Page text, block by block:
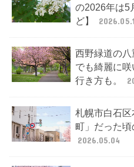
の2026年は5
ど】
西野緑道の八
でも綺麗に
行き方も。
札幌市白石
町」だった頃
2026.05.04